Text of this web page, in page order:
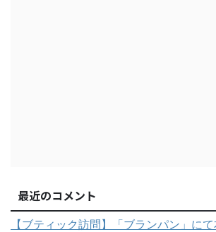
最近のコメント
【ブティック訪問】「ブランパン」に